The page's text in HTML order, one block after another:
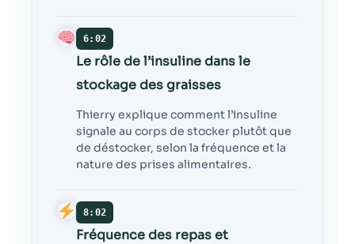
6:02
Le rôle de l’insuline dans le
stockage des graisses
Thierry explique comment l’insuline
signale au corps de stocker plutôt que
de déstocker, selon la fréquence et la
nature des prises alimentaires.
8:02
Fréquence des repas et